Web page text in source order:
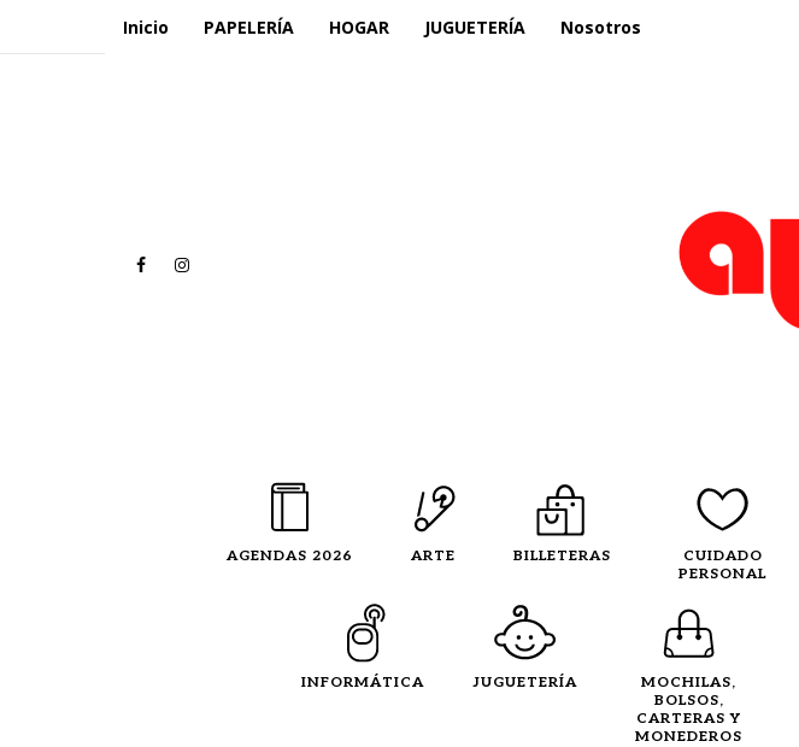
Inicio PAPELERÍA HOGAR JUGUETERÍA Nosotros
AGENDAS 2026 ARTE BILLETERAS
CUIDADO
PERSONAL
INFORMÁTICA JUGUETERÍA
MOCHILAS,
BOLSOS,
CARTERAS Y
MONEDEROS